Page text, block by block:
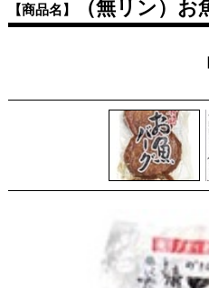
【商品名】 （無リン）